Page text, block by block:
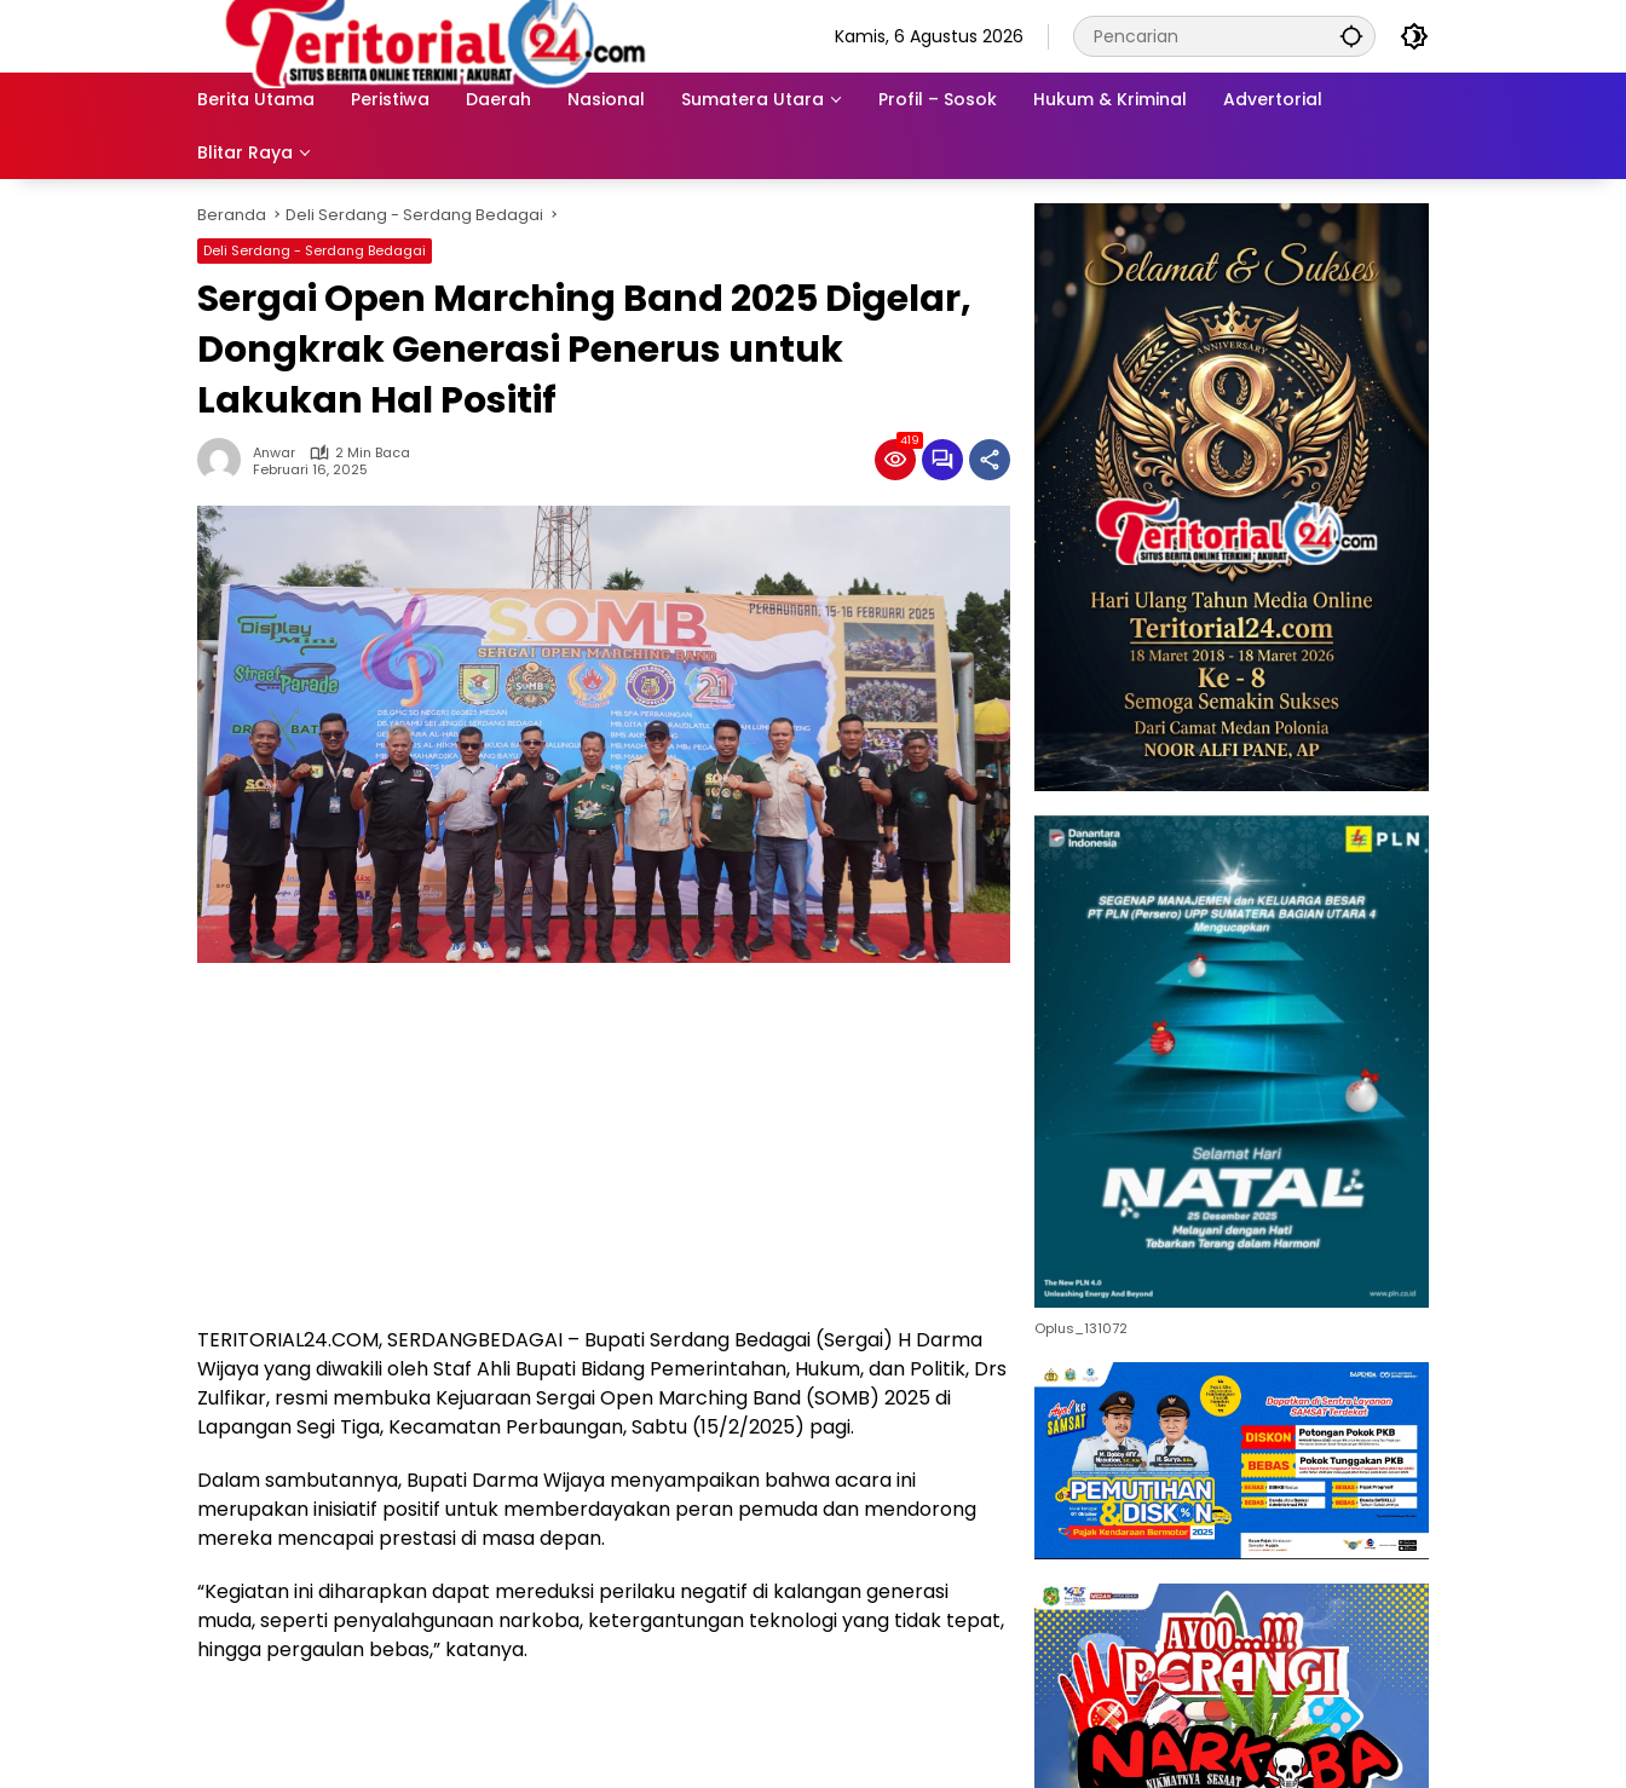
Kamis, 6 Agustus 2026
Berita Utama Peristiwa Daerah Nasional Sumatera Utara Profil – Sosok Hukum & Kriminal Advertorial
Blitar Raya
Beranda Deli Serdang - Serdang Bedagai
Deli Serdang - Serdang Bedagai
Sergai Open Marching Band 2025 Digelar,
Dongkrak Generasi Penerus untuk
Lakukan Hal Positif
Anwar
2 Min Baca
Februari 16, 2025
419
TERITORIAL24.COM, SERDANGBEDAGAI – Bupati Serdang Bedagai (Sergai) H Darma
Wijaya yang diwakili oleh Staf Ahli Bupati Bidang Pemerintahan, Hukum, dan Politik, Drs
Zulfikar, resmi membuka Kejuaraan Sergai Open Marching Band (SOMB) 2025 di
Lapangan Segi Tiga, Kecamatan Perbaungan, Sabtu (15/2/2025) pagi.
Dalam sambutannya, Bupati Darma Wijaya menyampaikan bahwa acara ini
merupakan inisiatif positif untuk memberdayakan peran pemuda dan mendorong
mereka mencapai prestasi di masa depan.
“Kegiatan ini diharapkan dapat mereduksi perilaku negatif di kalangan generasi
muda, seperti penyalahgunaan narkoba, ketergantungan teknologi yang tidak tepat,
hingga pergaulan bebas,” katanya.
Oplus_131072